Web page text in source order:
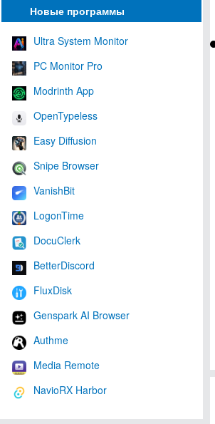
Новые программы
Ultra System Monitor
PC Monitor Pro
Modrinth App
OpenTypeless
Easy Diffusion
Snipe Browser
VanishBit
LogonTime
DocuClerk
BetterDiscord
FluxDisk
Genspark AI Browser
Authme
Media Remote
NavioRX Harbor